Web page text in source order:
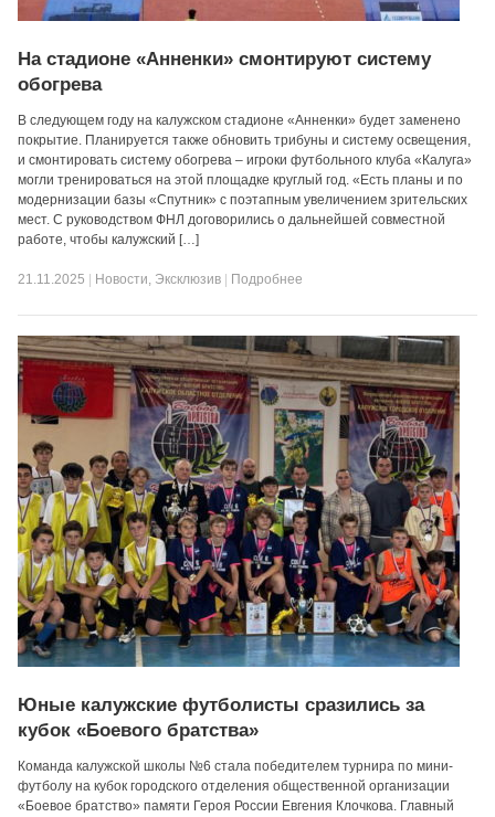
На стадионе «Анненки» смонтируют систему
обогрева
В следующем году на калужском стадионе «Анненки» будет заменено
покрытие. Планируется также обновить трибуны и систему освещения,
и смонтировать систему обогрева – игроки футбольного клуба «Калуга»
могли тренироваться на этой площадке круглый год. «Есть планы и по
модернизации базы «Спутник» с поэтапным увеличением зрительских
мест. С руководством ФНЛ договорились о дальнейшей совместной
работе, чтобы калужский […]
21.11.2025 Новости, Эксклюзив Подробнее
Юные калужские футболисты сразились за
кубок «Боевого братства»
Команда калужской школы №6 стала победителем турнира по мини-
футболу на кубок городского отделения общественной организации
«Боевое братство» памяти Героя России Евгения Клочкова. Главный